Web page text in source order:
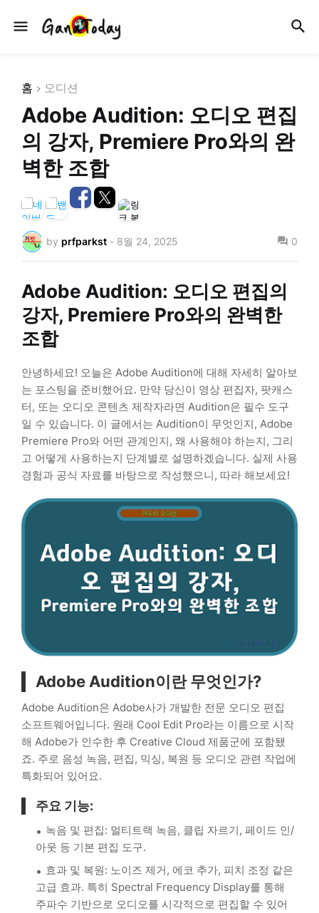
홈 오디션
Adobe Audition: 오디오 편집
의 강자, Premiere Pro와의 완
벽한 조합
by prfparkst - 8월 24, 2025 0
Adobe Audition: 오디오 편집의
강자, Premiere Pro와의 완벽한
조합
안녕하세요! 오늘은 Adobe Audition에 대해 자세히 알아보
는 포스팅을 준비했어요. 만약 당신이 영상 편집자, 팟캐스
터, 또는 오디오 콘텐츠 제작자라면 Audition은 필수 도구
일 수 있습니다. 이 글에서는 Audition이 무엇인지, Adobe
Premiere Pro와 어떤 관계인지, 왜 사용해야 하는지, 그리
고 어떻게 사용하는지 단계별로 설명하겠습니다. 실제 사용
경험과 공식 자료를 바탕으로 작성했으니, 따라 해보세요!
Adobe Audition이란 무엇인가?
Adobe Audition은 Adobe사가 개발한 전문 오디오 편집
소프트웨어입니다. 원래 Cool Edit Pro라는 이름으로 시작
해 Adobe가 인수한 후 Creative Cloud 제품군에 포함됐
죠. 주로 음성 녹음, 편집, 믹싱, 복원 등 오디오 관련 작업에
특화되어 있어요.
주요 기능:
녹음 및 편집: 멀티트랙 녹음, 클립 자르기, 페이드 인/
아웃 등 기본 편집 도구.
효과 및 복원: 노이즈 제거, 에코 추가, 피치 조정 같은
고급 효과. 특히 Spectral Frequency Display를 통해
주파수 기반으로 오디오를 시각적으로 편집할 수 있어